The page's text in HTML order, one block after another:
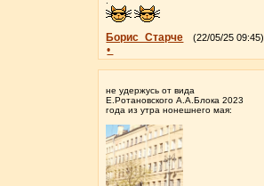
Борис_Старче (22/05/25 09:45)
•
не удержусь от вида
Е.Ротановского А.А.Блока 2023
года из утра нонешнего мая: